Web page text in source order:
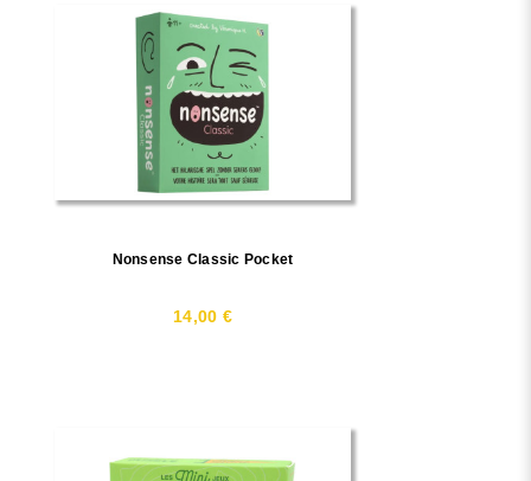
Nonsense Classic Pocket
14,00 €